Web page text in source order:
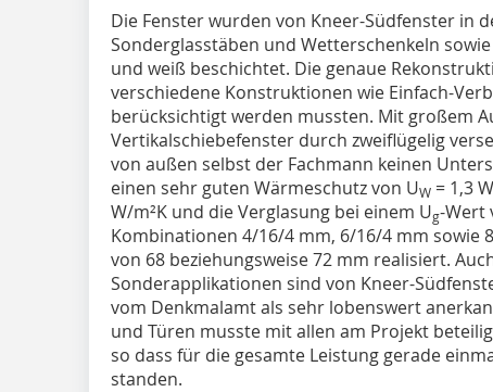
Die Fenster wurden von Kneer-Südfenster in
Sonderglasstäben und Wetterschenkeln
und weiß beschichtet. Die genaue
verschiedene Konstruktionen wie Einfach-
berücksichtigt werden mussten. Mit großem
Vertikalschiebefenster durch zweiflügelig
von außen selbst der Fachmann keinen
einen sehr guten Wärmeschutz von UW = 1,3
W/m²K und die Verglasung bei einem Ug-Wert
Kombinationen 4/16/4 mm, 6/16/4 mm sowie
von 68 beziehungsweise 72 mm realisiert.
Sonderapplikationen sind von Kneer-
vom Denkmalamt als sehr lobenswert
und Türen musste mit allen am Projekt
so dass für die gesamte Leistung gerade
standen.